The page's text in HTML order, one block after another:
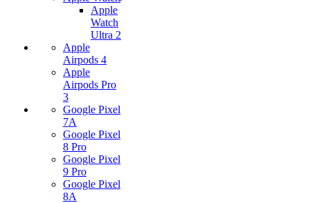
Apple
Watch
Ultra 2
Apple
Airpods 4
Apple
Airpods Pro
3
Google Pixel
7А
Google Pixel
8 Pro
Google Pixel
9 Pro
Google Pixel
8A